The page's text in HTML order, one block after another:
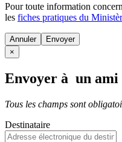
Pour toute information
les fiches pratiques du
Annuler
×
Envoyer à un ami
Tous les champs sont
Destinataire